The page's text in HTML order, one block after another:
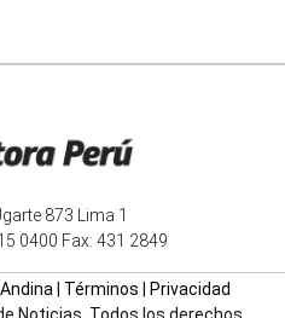
873 Lima 1
0400 Fax: 431 2849
Términos
Privacidad